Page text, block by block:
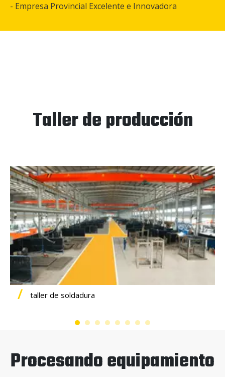
- Empresa Provincial Excelente e Innovadora
Taller de producción
taller de soldadura
Procesando equipamiento